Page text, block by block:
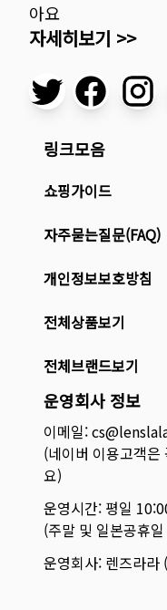
아요
자세히보기 >>
링크모음
쇼핑가이드
자주묻는질문(FAQ)
개인정보보호방침
전체상품보기
전체브랜드보기
운영회사 정보
이메일:
(네이버 이용고객은
요)
운영시간: 평일
(주말 및 일본공휴
운영회사: 렌즈라라